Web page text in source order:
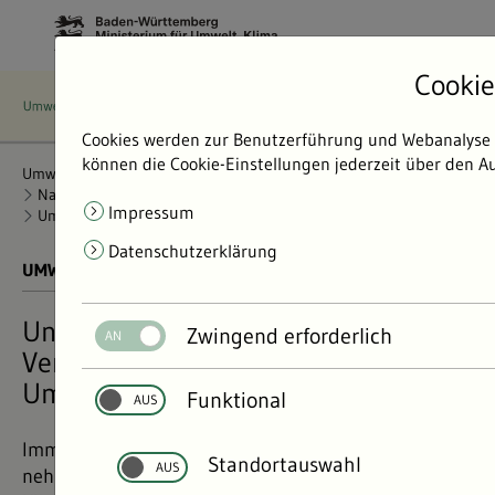
Umweltdaten Bericht: Umweltdaten 2024
Nachhaltigkeit
Nachhaltigkeitsstrategie des Landes
Umweltschutz in Unternehmen
UMWELTDATEN BERICHT 2024
Unternehmen übernehmen
Verantwortung für Klima- und
Umweltschutz
Immer mehr Betriebe in Baden-Württemberg
nehmen die Angebote des Landes an, um sich im
Cookies werden zur Benutzerführung und
können die Cookie-Einstellungen jederzeit über den
Impressum
Datenschutzerklärung
Zwingend erforderlich
Funktional
Standortauswahl